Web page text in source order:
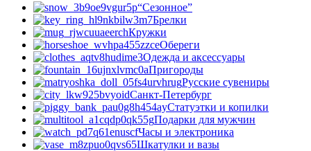
“Сезонное”
Брелки
Кружки
Обереги
Одежда и аксессуары
Пригороды
Русские сувениры
Санкт-Петербург
Статуэтки и копилки
Подарки для мужчин
Часы и электроника
Шкатулки и вазы